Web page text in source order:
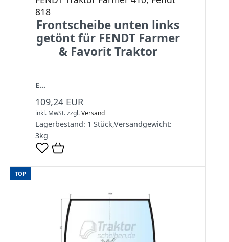
818
Frontscheibe unten links
getönt für FENDT Farmer
& Favorit Traktor
E...
109,24 EUR
inkl. MwSt.zzgl.Versand
Lagerbestand: 1 Stück,Versandgewicht:
3kg
TOP